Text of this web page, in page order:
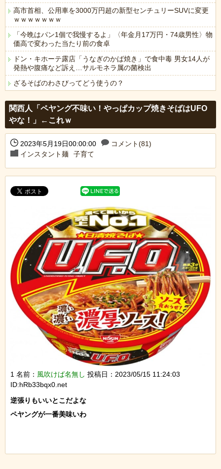
高市首相、公用車を3000万円超の新型センチュリーSUVに変更
ｗｗｗｗｗｗｗ
「今晩はパン1個で我慢するよ」〈年金月17万円・74歳男性〉物
価高で変わった当たり前の食卓
ドン・キホーテ露店「うなぎのかば焼き」で食中毒 男女14人が
発熱や腹痛など訴え…サルモネラ属の菌検出
ざるそばのわさびってどう使うの？
関西人「ペヤング不味い！やっぱカップ焼きそばはUFO
やな！」←これｗ
2023年5月19日00:00:00
コメント(81)
インスタント麺
子育て
1 名前： 風吹けば名無し 投稿日：2023/05/15 11:24:03
ID:hRb33bqx0.net
逆張りもいいとこだよな
ペヤングが一番美味いわ